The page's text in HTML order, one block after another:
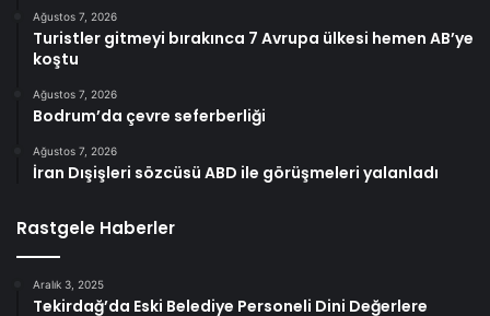
Ağustos 7, 2026
Turistler gitmeyi bırakınca 7 Avrupa ülkesi hemen AB’ye
koştu
Ağustos 7, 2026
Bodrum’da çevre seferberliği
Ağustos 7, 2026
İran Dışişleri sözcüsü ABD ile görüşmeleri yalanladı
Rastgele Haberler
Aralık 3, 2025
Tekirdağ’da Eski Belediye Personeli Dini Değerlere